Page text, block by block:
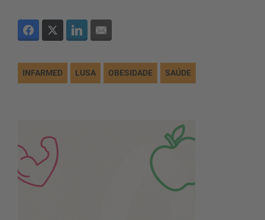
INFARMED LUSA OBESIDADE SAÚDE